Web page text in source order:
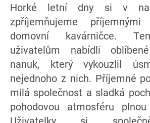
Horké letní dny si v
zpříjemňujeme
domovní kavárničce.
uživatelům nabídli
nanuk, který vykouzlil
nejednoho z nich. Příjemné
milá společnost a sladká
pohodovou atmosféru